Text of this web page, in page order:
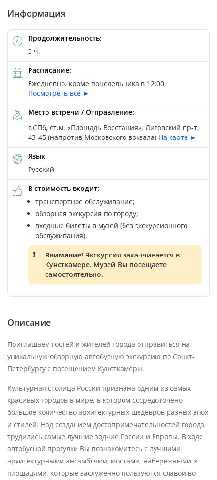
Информация
Продолжительность:
3 ч.
Расписание:
Ежедневно, кроме понедельника в 12:00
Посмотреть всё ►
Место встречи / Отправление:
г.СПб, ст.м. «Площадь Восстания», Лиговский пр-т,
43-45 (напротив Московского вокзала) На карте ►
Язык:
Русский
В стоимость входит:
транспортное обслуживание;
обзорная экскурсия по городу;
входные билеты в музей (без экскурсионного
обслуживания).
Внимание! Экскурсия заканчивается в
Кунсткамере. Музей Вы посещаете
самостоятельно.
Описание
Приглашаем гостей и жителей города отправиться на
уникальную обзорную автобусную экскурсию по Санкт-
Петербургу с посещением Кунсткамеры.
Культурная столица России признана одним из самых
красивых городов в мире, в котором сосредоточено
большое количество архитектурных шедевров разных эпох
и стилей. Над созданием достопримечательностей города
трудились самые лучшие зодчие России и Европы. В ходе
автобусной прогулки Вы познакомитесь с лучшими
архитектурными ансамблями, мостами, набережными и
площадями, которые заслуженно пользуются славой во